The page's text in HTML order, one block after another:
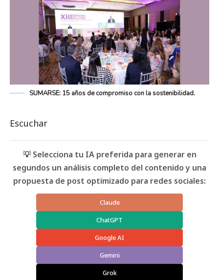
SUMARSE: 15 años de compromiso con la sostenibilidad.
Escuchar
💡 Selecciona tu IA preferida para generar en
segundos un análisis completo del contenido y una
propuesta de post optimizado para redes sociales:
Claude
ChatGPT
Google AI
Gemini
Grok